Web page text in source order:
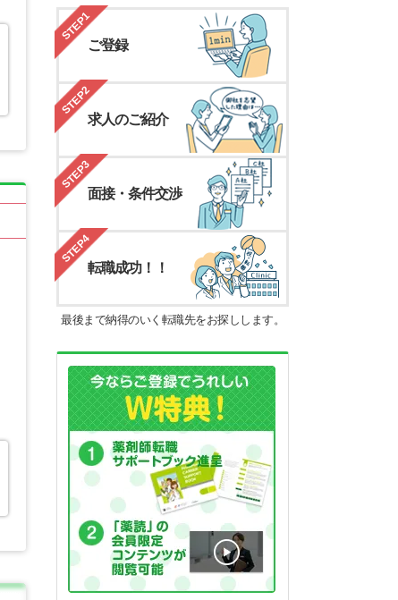
STEP1
ご登録
STEP2
求人のご紹介
STEP3
面接・条件交渉
STEP4
転職成功！！
最後まで納得のいく転職先をお探しします。